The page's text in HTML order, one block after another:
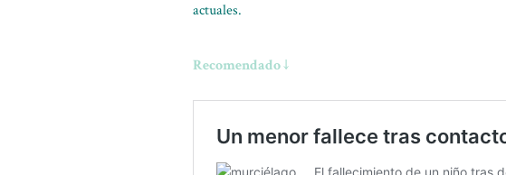
actuales.
Recomendado ↓